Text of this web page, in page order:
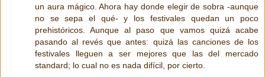
un aura mágico. Ahora hay donde elegir de sobra -aunque
no se sepa el qué- y los festivales quedan un poco
prehistóricos. Aunque al paso que vamos quizá acabe
pasando al revés que antes: quizá las canciones de los
festivales lleguen a ser mejores que las del mercado
standard; lo cual no es nada difícil, por cierto.